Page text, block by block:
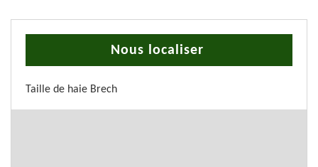
Nous localiser
Taille de haie Brech